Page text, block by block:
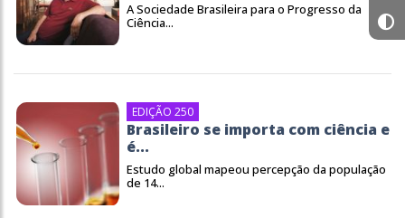
A Sociedade Brasileira para o Progresso da
Ciência...
EDIÇÃO 250
Brasileiro se importa com ciência e
é...
Estudo global mapeou percepção da população
de 14...